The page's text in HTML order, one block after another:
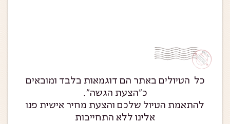
כל הטיולים באתר הם דוגמאות בלבד ומובאים
כ״הצעת הגשה״.
להתאמת הטיול שלכם והצעת מחיר אישית פנו
אלינו ללא התחייבות